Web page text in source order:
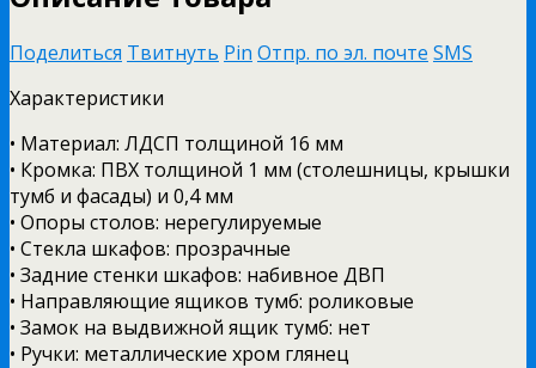
Поделиться Твитнуть Pin Отпр. по эл. почте SMS
Характеристики
• Материал: ЛДСП толщиной 16 мм
• Кромка: ПВХ толщиной 1 мм (столешницы, крышки
тумб и фасады) и 0,4 мм
• Опоры столов: нерегулируемые
• Стекла шкафов: прозрачные
• Задние стенки шкафов: набивное ДВП
• Направляющие ящиков тумб: роликовые
• Замок на выдвижной ящик тумб: нет
• Ручки: металлические хром глянец